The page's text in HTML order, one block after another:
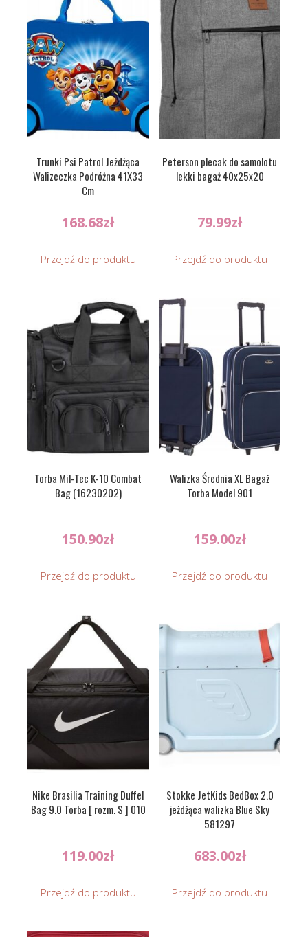
Trunki Psi Patrol Jeżdżąca
Walizeczka Podróżna 41X33
Cm
168.68zł
Przejdź do produktu
Peterson plecak do samolotu
lekki bagaż 40x25x20
79.99zł
Przejdź do produktu
Torba Mil-Tec K-10 Combat
Bag (16230202)
150.90zł
Przejdź do produktu
Walizka Średnia XL Bagaż
Torba Model 901
159.00zł
Przejdź do produktu
Nike Brasilia Training Duffel
Bag 9.0 Torba [ rozm. S ] 010
119.00zł
Przejdź do produktu
Stokke JetKids BedBox 2.0
jeżdżąca walizka Blue Sky
581297
683.00zł
Przejdź do produktu